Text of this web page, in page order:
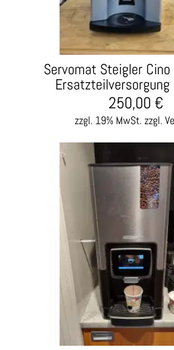
Servomat Steigler Cino
zzgl. 19% MwSt. zzgl.
250,00 €